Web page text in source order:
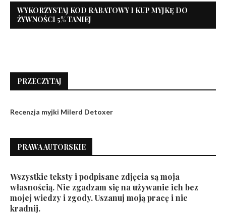
WYKORZYSTAJ KOD RABATOWY I KUP MYJKĘ DO
ŻYWNOŚCI 5% TANIEJ
PRZECZYTAJ
Recenzja myjki Milerd Detoxer
PRAWA AUTORSKIE
Wszystkie teksty i podpisane zdjęcia są moja
własnością. Nie zgadzam się na używanie ich bez
mojej wiedzy i zgody. Uszanuj moją pracę i nie
kradnij.